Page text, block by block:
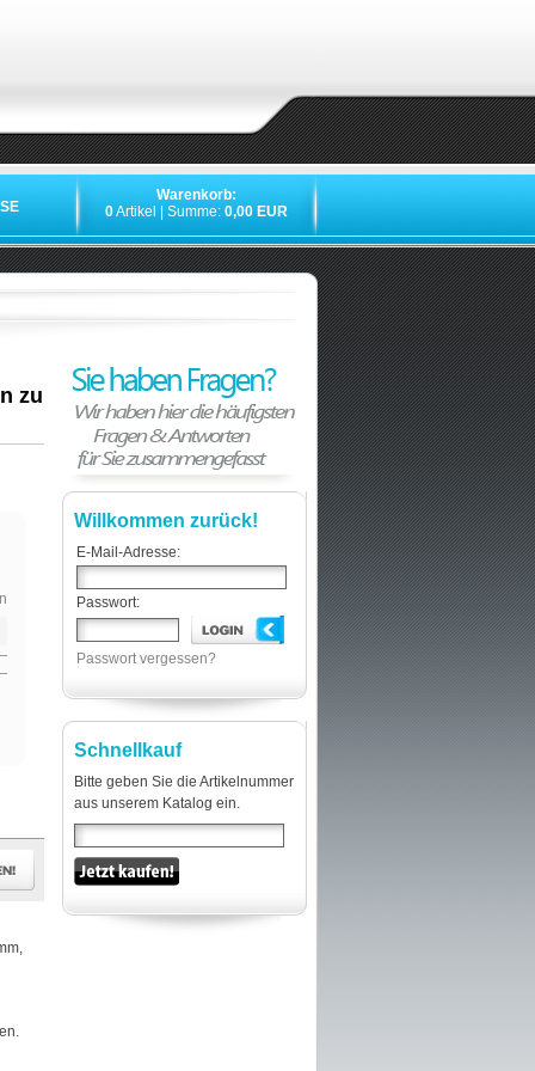
Warenkorb:
0Artikel | Summe: 0,00 EUR
zu
Willkommen zurück!
E-Mail-Adresse:
Passwort:
Passwort vergessen?
Schnellkauf
Bitte geben Sie die Artikelnummer
aus unserem Katalog ein.